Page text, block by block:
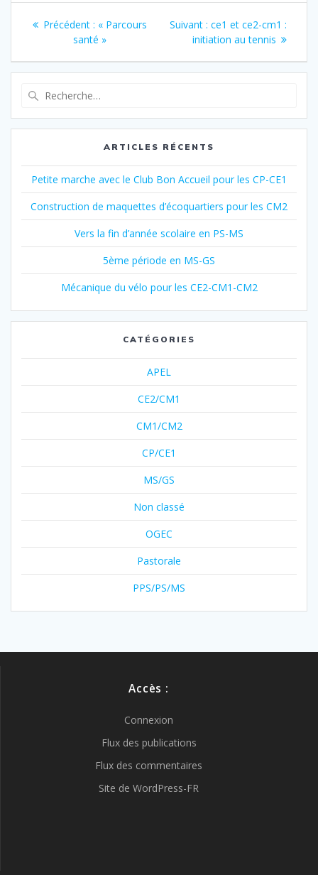
Navigation
l’article
Précédent : Article
précédent
« Parcours
santé »
Suivant : Article
suivant
ce1 et ce2-cm1 :
initiation au tennis
:
ARTICLES RÉCENTS
Petite marche avec le Club Bon Accueil pour les CP-CE1
Construction de maquettes d’écoquartiers pour les CM2
Vers la fin d’année scolaire en PS-MS
5ème période en MS-GS
Mécanique du vélo pour les CE2-CM1-CM2
CATÉGORIES
APEL
CE2/CM1
CM1/CM2
CP/CE1
MS/GS
Non classé
OGEC
Pastorale
PPS/PS/MS
Accès :
Connexion
Flux des publications
Flux des commentaires
Site de WordPress-FR